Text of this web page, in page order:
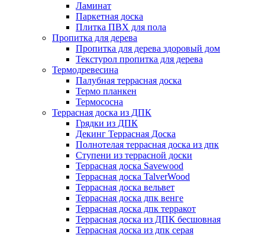
Ламинат
Паркетная доска
Плитка ПВХ для пола
Пропитка для дерева
Пропитка для дерева здоровый дом
Текстурол пропитка для дерева
Термодревесина
Палубная террасная доска
Термо планкен
Термососна
Террасная доска из ДПК
Грядки из ДПК
Декинг Террасная Доска
Полнотелая террасная доска из дпк
Ступени из террасной доски
Террасная доска Savewood
Террасная доска TalverWood
Террасная доска вельвет
Террасная доска дпк венге
Террасная доска дпк терракот
Террасная доска из ДПК бесшовная
Террасная доска из дпк серая